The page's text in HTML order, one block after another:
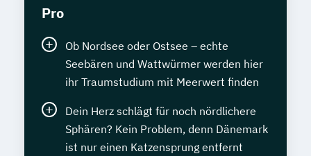
Pro
Ob Nordsee oder Ostsee – echte
Seebären und Wattwürmer werden hier
ihr Traumstudium mit Meerwert finden
Dein Herz schlägt für noch nördlichere
Sphären? Kein Problem, denn Dänemark
ist nur einen Katzensprung entfernt